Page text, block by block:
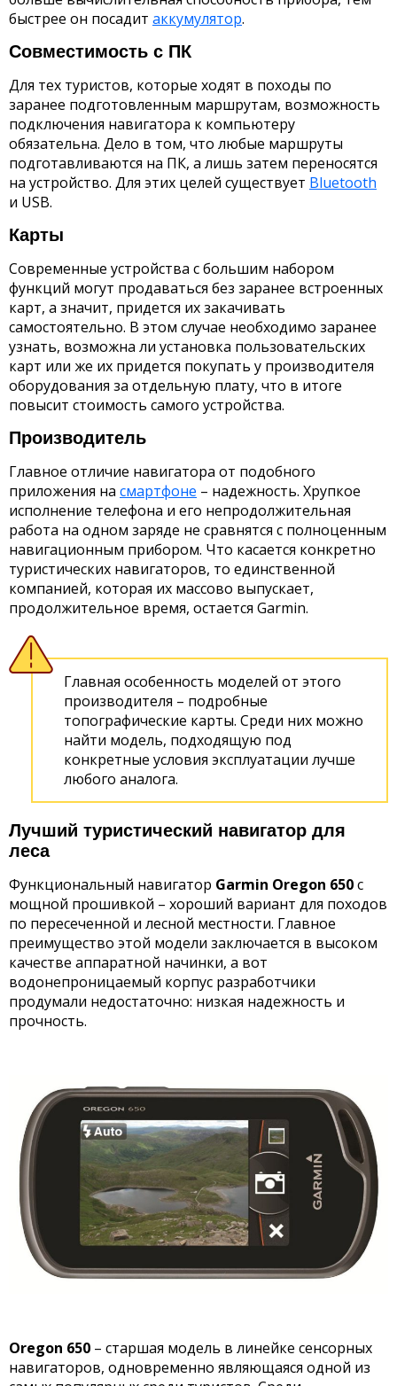
быстрее он посадит аккумулятор.
Совместимость с ПК
Для тех туристов, которые ходят в походы по
заранее подготовленным маршрутам, возможность
подключения навигатора к компьютеру
обязательна. Дело в том, что любые маршруты
подготавливаются на ПК, а лишь затем переносятся
на устройство. Для этих целей существует Bluetooth
и USB.
Карты
Современные устройства с большим набором
функций могут продаваться без заранее встроенных
карт, а значит, придется их закачивать
самостоятельно. В этом случае необходимо заранее
узнать, возможна ли установка пользовательских
карт или же их придется покупать у производителя
оборудования за отдельную плату, что в итоге
повысит стоимость самого устройства.
Производитель
Главное отличие навигатора от подобного
приложения на смартфоне – надежность. Хрупкое
исполнение телефона и его непродолжительная
работа на одном заряде не сравнятся с полноценным
навигационным прибором. Что касается конкретно
туристических навигаторов, то единственной
компанией, которая их массово выпускает,
продолжительное время, остается Garmin.
Главная особенность моделей от этого
производителя – подробные
топографические карты. Среди них можно
найти модель, подходящую под
конкретные условия эксплуатации лучше
любого аналога.
Лучший туристический навигатор для
леса
Функциональный навигатор Garmin Oregon 650с
мощной прошивкой – хороший вариант для походов
по пересеченной и лесной местности. Главное
преимущество этой модели заключается в высоком
качестве аппаратной начинки, а вот
водонепроницаемый корпус разработчики
продумали недостаточно: низкая надежность и
прочность.
Oregon 650 – старшая модель в линейке сенсорных
навигаторов, одновременно являющаяся одной из